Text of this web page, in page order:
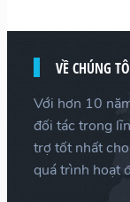
VỀ CHÚNG
Với hơn 10
đối tác trong
trợ tốt nhất
quá trình hoạt